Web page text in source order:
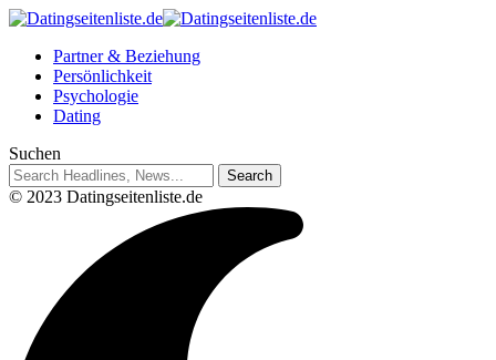
Partner & Beziehung
Persönlichkeit
Psychologie
Dating
Suchen
© 2023 Datingseitenliste.de